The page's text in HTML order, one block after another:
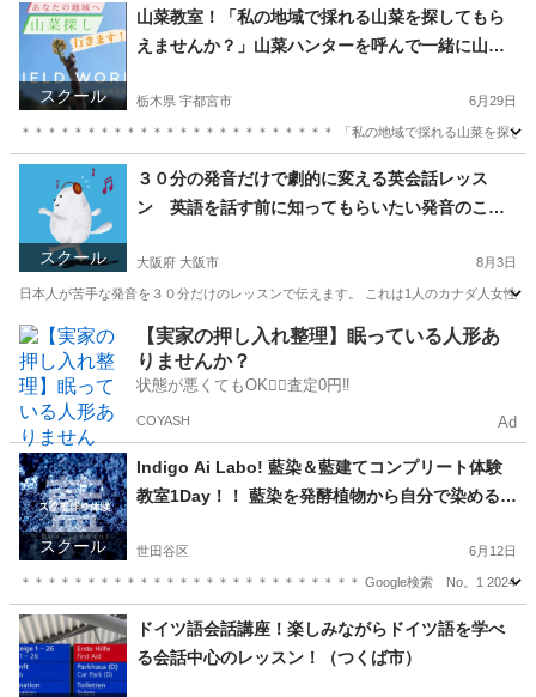
スクール
山菜教室！「私の地域で採れる山菜を探してもら
えませんか？」山菜ハンターを呼んで一緒に山菜
栃木県 宇都宮市 6月29日
＊＊＊＊＊＊＊＊＊＊＊＊＊＊＊＊＊＊＊＊＊＊＊＊ 「私の地域で採れる山菜を探
栃木 宇都宮市 生活知識 山菜
スクール
３０分の発音だけで劇的に変える英会話レッス
ン 英語を話す前に知ってもらいたい発音のこ
大阪府 大阪市 8月3日
日本人が苦手な発音を３０分だけのレッスンで伝えます。 これは1人のカナダ人女性
大阪 大阪市 英語 アルファベット
【実家の押し入れ整理】眠っている人形あ
りませんか？
状態が悪くてもOK🙆‍♀️査定0円‼️
COYASH Ad
スクール
Indigo Ai Labo! 藍染＆藍建てコンプリート体験
教室1Day！！ 藍染を発酵植物から自分で染めるま
世田谷区 6月12日
＊＊＊＊＊＊＊＊＊＊＊＊＊＊＊＊＊＊＊＊＊＊＊＊＊＊ Google検索 No。1 2024
東京 世田谷区 日本文化 藍染
ドイツ語会話講座！楽しみながらドイツ語を学べ
る会話中心のレッスン！（つくば市）